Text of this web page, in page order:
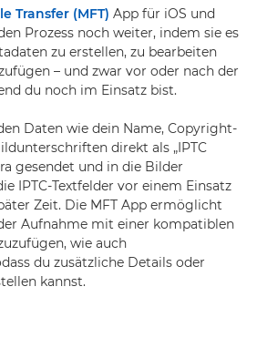
Transfer (MFT) App für iOS und
Prozess noch weiter, indem sie es
zu erstellen, zu bearbeiten
– und zwar vor oder nach der
du noch im Einsatz bist.
Daten wie dein Name, Copyright-
direkt als „IPTC
gesendet und in die Bilder
IPTC-Textfelder vor einem Einsatz
Zeit. Die MFT App ermöglicht
Aufnahme mit einer kompatiblen
wie auch
du zusätzliche Details oder
kannst.